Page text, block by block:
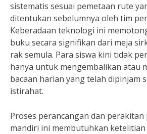
sistematis sesuai pemetaan rute
ditentukan sebelumnya oleh tim
Keberadaan teknologi ini
buku secara signifikan dari meja
rak semula. Para siswa kini tidak
hanya untuk mengembalikan atau
bacaan harian yang telah dipinjam
istirahat.
Proses perancangan dan
mandiri ini membutuhkan